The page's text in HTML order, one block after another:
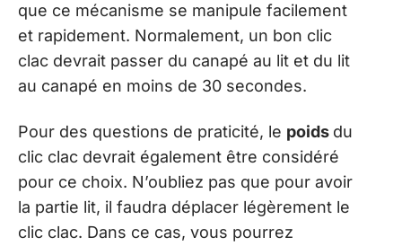
que ce mécanisme se manipule facilement
et rapidement. Normalement, un bon clic
clac devrait passer du canapé au lit et du lit
au canapé en moins de 30 secondes.
Pour des questions de praticité, le poids du
clic clac devrait également être considéré
pour ce choix. N’oubliez pas que pour avoir
la partie lit, il faudra déplacer légèrement le
clic clac. Dans ce cas, vous pourrez